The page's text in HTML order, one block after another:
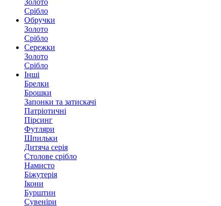
Золото
Срібло
Обручки
Золото
Срібло
Сережки
Золото
Срібло
Інші
Брелки
Брошки
Запонки та затискачі
Патріотичні
Пірсинг
Футляри
Шпильки
Дитяча серія
Столове срібло
Намисто
Біжутерія
Ікони
Бурштин
Сувеніри